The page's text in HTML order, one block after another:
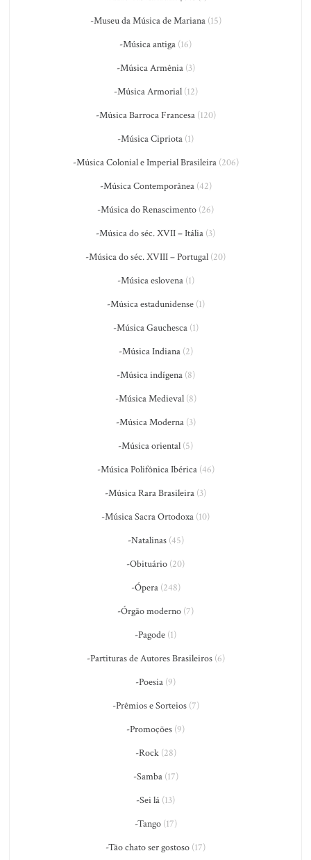
-Museu da Música de Mariana(15)
-Música antiga (16)
-Música Armênia(3)
-Música Armorial(12)
-Música Barroca Francesa(120)
-Música Cipriota (1)
-Música Colonial e Imperial Brasileira(206)
-Música Contemporânea(42)
-Música do Renascimento (26)
-Música do séc. XVII – Itália (3)
-Música do séc. XVIII – Portugal (20)
-Música eslovena(1)
-Música estadunidense(1)
-Música Gauchesca(1)
-Música Indiana(2)
-Música indígena(8)
-Música Medieval(8)
-Música Moderna(3)
-Música oriental (5)
-Música Polifônica Ibérica(46)
-Música Rara Brasileira (3)
-Música Sacra Ortodoxa (10)
-Natalinas(45)
-Obituário (20)
-Ópera(248)
-Órgão moderno (7)
-Pagode (1)
-Partituras de Autores Brasileiros(6)
-Poesia (9)
-Prêmios e Sorteios(7)
-Promoções (9)
-Rock(28)
-Samba(17)
-Sei lá (13)
-Tango(17)
-Tão chato ser gostoso (17)